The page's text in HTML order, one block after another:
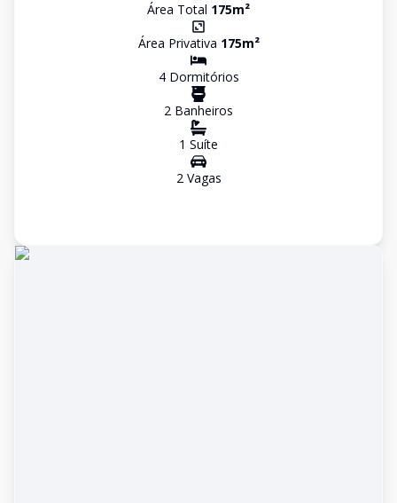
Área Total 175m²
Área Privativa 175m²
4Dormitórios
2 Banheiros
1 Suíte
2Vagas